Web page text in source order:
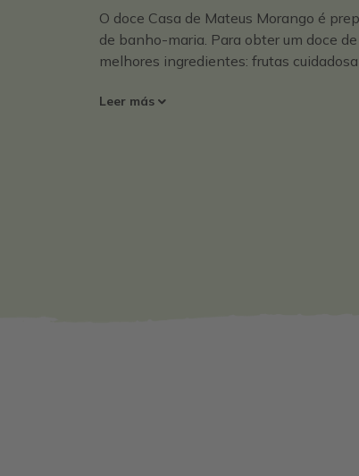
O doce Casa de Mateus Morango é
de banho-maria. Para obter um doce
melhores ingredientes: frutas
Leer más